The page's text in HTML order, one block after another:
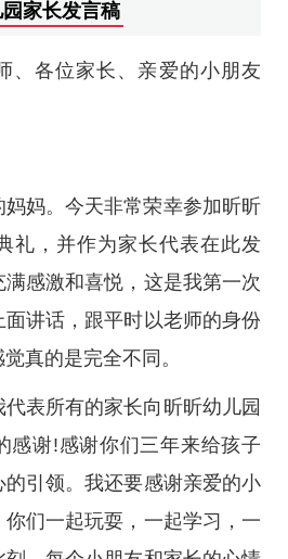
家长发言稿
、各位家长、亲爱的小朋友
妈。今天非常荣幸参加昕昕
礼，并作为家长代表在此发
感激和喜悦，这是我第一次
面讲话，跟平时以老师的身份
真的是完全不同。
表所有的家长向昕昕幼儿园
感谢!感谢你们三年来给孩子
引领。我还要感谢亲爱的小
们一起玩耍，一起学习，一